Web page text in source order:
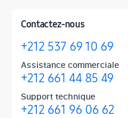
Contactez-nous
+212 537 69 10 69
Assistance commerciale
+212 661 44 85 49
Support technique
+212 661 96 06 62